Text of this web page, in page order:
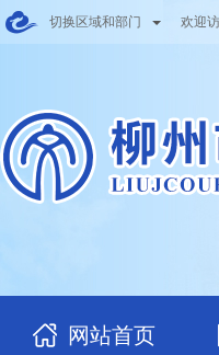
切换区域和部门 欢迎
网站首页